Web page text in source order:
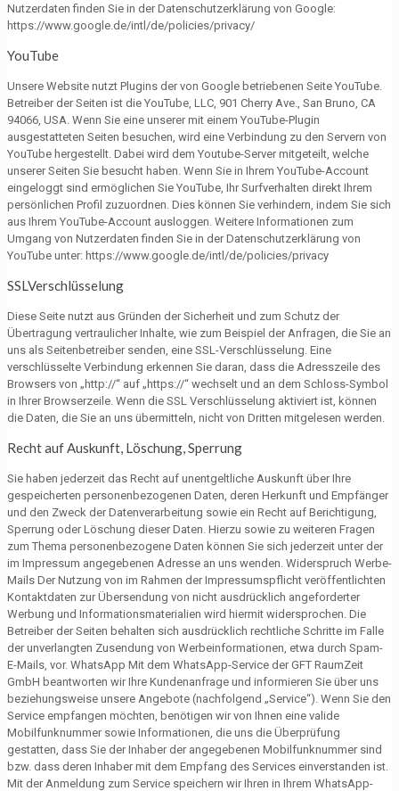
Nutzerdaten finden Sie in der Datenschutzerklärung von Google:
https://www.google.de/intl/de/policies/privacy/
YouTube
Unsere Website nutzt Plugins der von Google betriebenen Seite YouTube.
Betreiber der Seiten ist die YouTube, LLC, 901 Cherry Ave., San Bruno, CA
94066, USA. Wenn Sie eine unserer mit einem YouTube-Plugin
ausgestatteten Seiten besuchen, wird eine Verbindung zu den Servern von
YouTube hergestellt. Dabei wird dem Youtube-Server mitgeteilt, welche
unserer Seiten Sie besucht haben. Wenn Sie in Ihrem YouTube-Account
eingeloggt sind ermöglichen Sie YouTube, Ihr Surfverhalten direkt Ihrem
persönlichen Profil zuzuordnen. Dies können Sie verhindern, indem Sie sich
aus Ihrem YouTube-Account ausloggen. Weitere Informationen zum
Umgang von Nutzerdaten finden Sie in der Datenschutzerklärung von
YouTube unter: https://www.google.de/intl/de/policies/privacy
SSLVerschlüsselung
Diese Seite nutzt aus Gründen der Sicherheit und zum Schutz der
Übertragung vertraulicher Inhalte, wie zum Beispiel der Anfragen, die Sie an
uns als Seitenbetreiber senden, eine SSL-Verschlüsselung. Eine
verschlüsselte Verbindung erkennen Sie daran, dass die Adresszeile des
Browsers von „http://“ auf „https://“ wechselt und an dem Schloss-Symbol
in Ihrer Browserzeile. Wenn die SSL Verschlüsselung aktiviert ist, können
die Daten, die Sie an uns übermitteln, nicht von Dritten mitgelesen werden.
Recht auf Auskunft, Löschung, Sperrung
Sie haben jederzeit das Recht auf unentgeltliche Auskunft über Ihre
gespeicherten personenbezogenen Daten, deren Herkunft und Empfänger
und den Zweck der Datenverarbeitung sowie ein Recht auf Berichtigung,
Sperrung oder Löschung dieser Daten. Hierzu sowie zu weiteren Fragen
zum Thema personenbezogene Daten können Sie sich jederzeit unter der
im Impressum angegebenen Adresse an uns wenden. Widerspruch Werbe-
Mails Der Nutzung von im Rahmen der Impressumspflicht veröffentlichten
Kontaktdaten zur Übersendung von nicht ausdrücklich angeforderter
Werbung und Informationsmaterialien wird hiermit widersprochen. Die
Betreiber der Seiten behalten sich ausdrücklich rechtliche Schritte im Falle
der unverlangten Zusendung von Werbeinformationen, etwa durch Spam-
E-Mails, vor. WhatsApp Mit dem WhatsApp-Service der GFT RaumZeit
GmbH beantworten wir Ihre Kundenanfrage und informieren Sie über uns
beziehungsweise unsere Angebote (nachfolgend „Service“). Wenn Sie den
Service empfangen möchten, benötigen wir von Ihnen eine valide
Mobilfunknummer sowie Informationen, die uns die Überprüfung
gestatten, dass Sie der Inhaber der angegebenen Mobilfunknummer sind
bzw. dass deren Inhaber mit dem Empfang des Services einverstanden ist.
Mit der Anmeldung zum Service speichern wir Ihren in Ihrem WhatsApp-